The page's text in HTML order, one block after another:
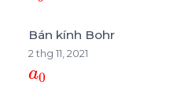
Bán kính Bohr
2 thg 11, 2021
a0